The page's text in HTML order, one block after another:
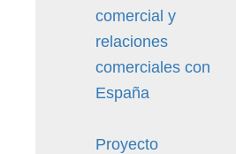
comercial y
relaciones
comerciales con
España
Proyecto